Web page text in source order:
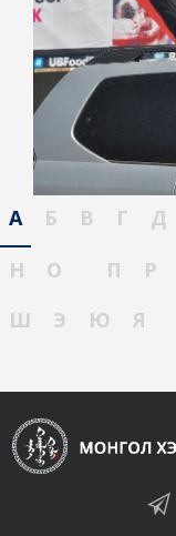
А Б В Г Д
Н
О П Р
Ш
Э Ю Я